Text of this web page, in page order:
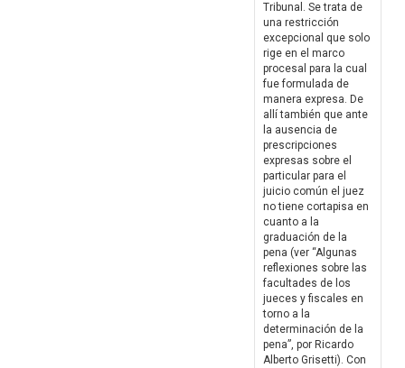
Tribunal. Se trata de
una restricción
excepcional que solo
rige en el marco
procesal para la cual
fue formulada de
manera expresa. De
allí también que ante
la ausencia de
prescripciones
expresas sobre el
particular para el
juicio común el juez
no tiene cortapisa en
cuanto a la
graduación de la
pena (ver “Algunas
reflexiones sobre las
facultades de los
jueces y fiscales en
torno a la
determinación de la
pena”, por Ricardo
Alberto Grisetti). Con